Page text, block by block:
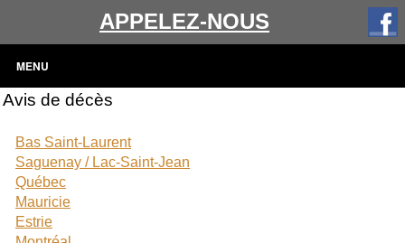
APPELEZ-NOUS
MENU
Avis de décès
Bas Saint-Laurent
Saguenay / Lac-Saint-Jean
Québec
Mauricie
Estrie